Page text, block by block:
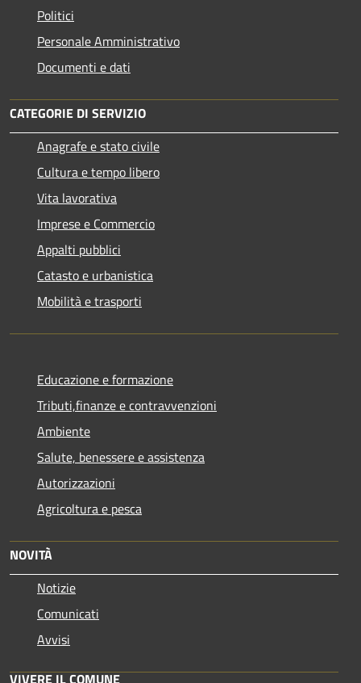
Politici
Personale Amministrativo
Documenti e dati
CATEGORIE DI SERVIZIO
Anagrafe e stato civile
Cultura e tempo libero
Vita lavorativa
Imprese e Commercio
Appalti pubblici
Catasto e urbanistica
Mobilità e trasporti
Educazione e formazione
Tributi,finanze e contravvenzioni
Ambiente
Salute, benessere e assistenza
Autorizzazioni
Agricoltura e pesca
NOVITÀ
Notizie
Comunicati
Avvisi
VIVERE IL COMUNE